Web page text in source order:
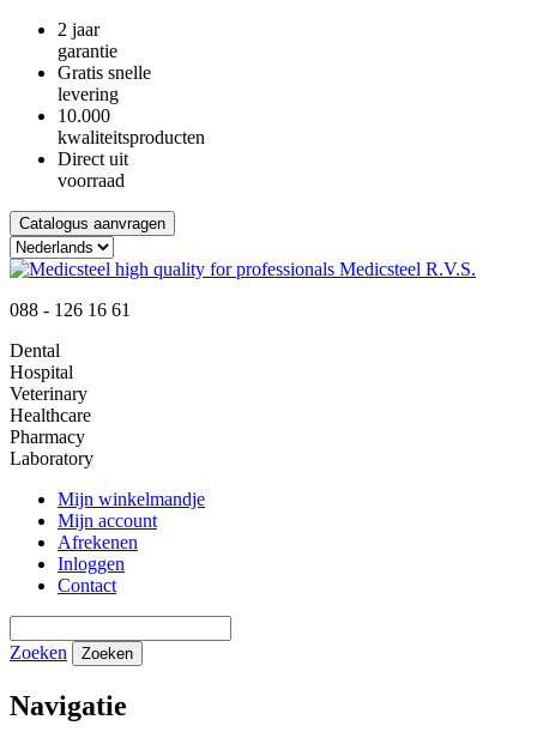
2 jaar
garantie
Gratis snelle
levering
10.000
kwaliteitsproducten
Direct uit
voorraad
Catalogus aanvragen
088 - 126 16 61
Dental
Hospital
Veterinary
Healthcare
Pharmacy
Laboratory
Mijn winkelmandje
Mijn account
Afrekenen
Inloggen
Contact
Zoeken Zoeken
Navigatie